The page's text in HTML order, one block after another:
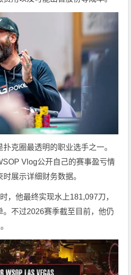
克圈最透明的职业选手之一。
Vlog公开自己的赛事盈亏情
展示详细财务数据。
，他最终实现水上181,097刀，
。不过2026赛季截至目前，他仍